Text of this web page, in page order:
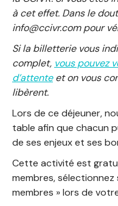
à cet effet. Dans le
info@ccivr.compour
Si la billetterie vous
complet, vous pouvez
d’attenteet on vous
libèrent.
Lors de ce déjeuner,
table afin que chacun
de ses enjeux et ses
Cette activité est
membres, sélectionnez
membres » lors de